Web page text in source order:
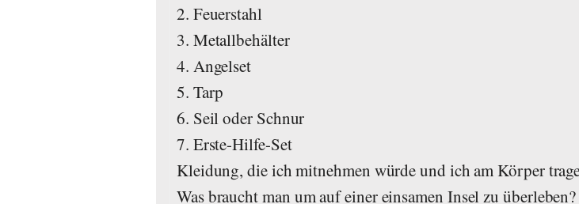
2. Feuerstahl
3. Metallbehälter
4. Angelset
5. Tarp
6. Seil oder Schnur
7. Erste-Hilfe-Set
Kleidung, die ich mitnehmen würde und ich am Körper
Was braucht man um auf einer einsamen Insel zu überleben?